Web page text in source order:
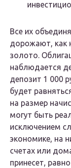
Все их
дорожают, как
золото.
наблюдается
депозит 1 000
будет
на размер
могут быть
исключением
экономике, на
счетах или
принесет,